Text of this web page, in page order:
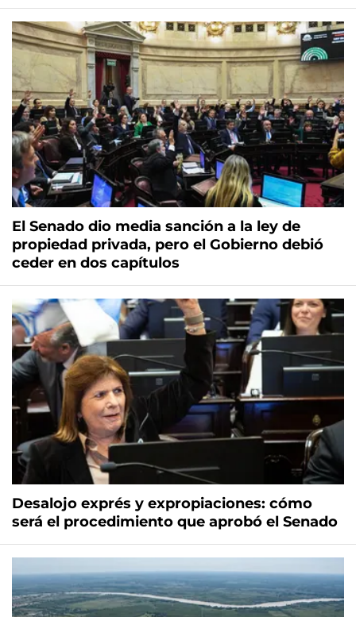
El Senado dio media sanción a la ley de
propiedad privada, pero el Gobierno debió
ceder en dos capítulos
Desalojo exprés y expropiaciones: cómo
será el procedimiento que aprobó el Senado